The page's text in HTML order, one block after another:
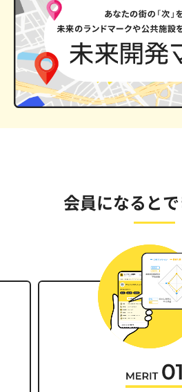
会員になると